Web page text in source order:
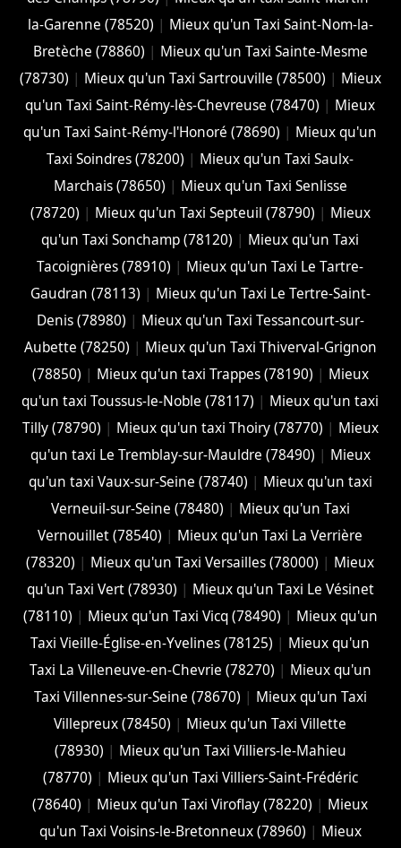
la-Garenne (78520) | Mieux qu'un Taxi Saint-Nom-la-
Bretèche (78860) | Mieux qu'un Taxi Sainte-Mesme
(78730) | Mieux qu'un Taxi Sartrouville (78500) | Mieux
qu'un Taxi Saint-Rémy-lès-Chevreuse (78470) | Mieux
qu'un Taxi Saint-Rémy-l'Honoré (78690) | Mieux qu'un
Taxi Soindres (78200) | Mieux qu'un Taxi Saulx-
Marchais (78650) | Mieux qu'un Taxi Senlisse
(78720) | Mieux qu'un Taxi Septeuil (78790) | Mieux
qu'un Taxi Sonchamp (78120) | Mieux qu'un Taxi
Tacoignières (78910) | Mieux qu'un Taxi Le Tartre-
Gaudran (78113) | Mieux qu'un Taxi Le Tertre-Saint-
Denis (78980) | Mieux qu'un Taxi Tessancourt-sur-
Aubette (78250) | Mieux qu'un Taxi Thiverval-Grignon
(78850) | Mieux qu'un taxi Trappes (78190) | Mieux
qu'un taxi Toussus-le-Noble (78117) | Mieux qu'un taxi
Tilly (78790) | Mieux qu'un taxi Thoiry (78770) | Mieux
qu'un taxi Le Tremblay-sur-Mauldre (78490) | Mieux
qu'un taxi Vaux-sur-Seine (78740) | Mieux qu'un taxi
Verneuil-sur-Seine (78480) | Mieux qu'un Taxi
Vernouillet (78540) | Mieux qu'un Taxi La Verrière
(78320) | Mieux qu'un Taxi Versailles (78000) | Mieux
qu'un Taxi Vert (78930) | Mieux qu'un Taxi Le Vésinet
(78110) | Mieux qu'un Taxi Vicq (78490) | Mieux qu'un
Taxi Vieille-Église-en-Yvelines (78125) | Mieux qu'un
Taxi La Villeneuve-en-Chevrie (78270) | Mieux qu'un
Taxi Villennes-sur-Seine (78670) | Mieux qu'un Taxi
Villepreux (78450) | Mieux qu'un Taxi Villette
(78930) | Mieux qu'un Taxi Villiers-le-Mahieu
(78770) | Mieux qu'un Taxi Villiers-Saint-Frédéric
(78640) | Mieux qu'un Taxi Viroflay (78220) | Mieux
qu'un Taxi Voisins-le-Bretonneux (78960) | Mieux